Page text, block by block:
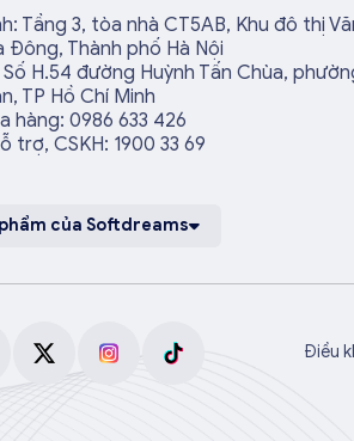
Tầng 3, tòa nhà CT5AB, Khu đô thị
Đông, Thành phố Hà Nội
Số H.54 đường Huỳnh Tấn Chùa,
TP Hồ Chí Minh
hàng: 0986 633 426
trợ, CSKH: 1900 33 69
của Softdreams
Điều